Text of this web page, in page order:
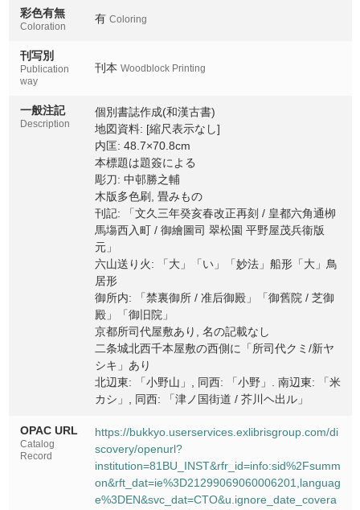
彩色有無
Coloration
有 Coloring
刊写別
Publication
way
刊本 Woodblock Printing
一般注記
Description
個別書誌作成(和漢古書)
地図資料: [縮尺表示なし]
内匡: 48.7×70.8cm
本標題は題簽による
彫刀: 中邨勝之輔
木版多色刷, 畳みもの
刊記: 「文久三年癸亥春改正再刻 / 皇都六角通栁
馬塲西入町 / 御繪圖司 翠松園 平野屋茂兵衞版
元」
六山送り火: 「大」「い」「妙法」船形「大」鳥
居形
御所内: 「禁裏御所 / 准后御殿」「御舊院 / 芝御
殿」「御旧院」
京都所司代屋敷あり, 名の記載なし
二条城北西千本屋敷の西側に「所司代クミ/新ヤ
シキ」あり
北辺東: 「小野山」, 同西: 「小野」. 南辺東: 「米
カシ」, 同西: 「津ノ国街道 / 芥川ヘ出ル」
OPAC URL
Catalog
Record
https://bukkyo.userservices.exlibrisgroup.com/di
scovery/openurl?
institution=81BU_INST&rfr_id=info:sid%2Fsumm
on&rft_dat=ie%3D21299069060006201,languag
e%3DEN&svc_dat=CTO&u.ignore_date_covera